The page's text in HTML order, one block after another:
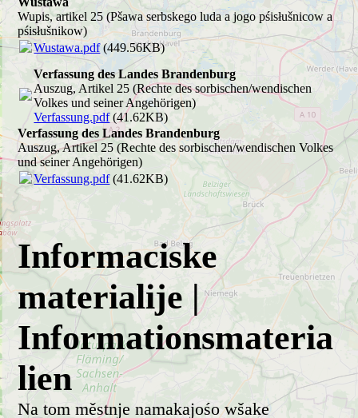
Wupis, artikel 25 (Pšawa serbskego luda a jogo pśisłušnicow a
pśisłušnikow)
Wustawa.pdf(449.56KB)
Verfassung des Landes Brandenburg
Auszug, Artikel 25 (Rechte des sorbischen/wendischen
Volkes und seiner Angehörigen)
Verfassung.pdf(41.62KB)
Verfassung des Landes Brandenburg
Auszug, Artikel 25 (Rechte des sorbischen/wendischen Volkes
und seiner Angehörigen)
Verfassung.pdf(41.62KB)
Informaciske
materialije |
Informationsmateria
lien
Na tom městnje namakajośo wšake